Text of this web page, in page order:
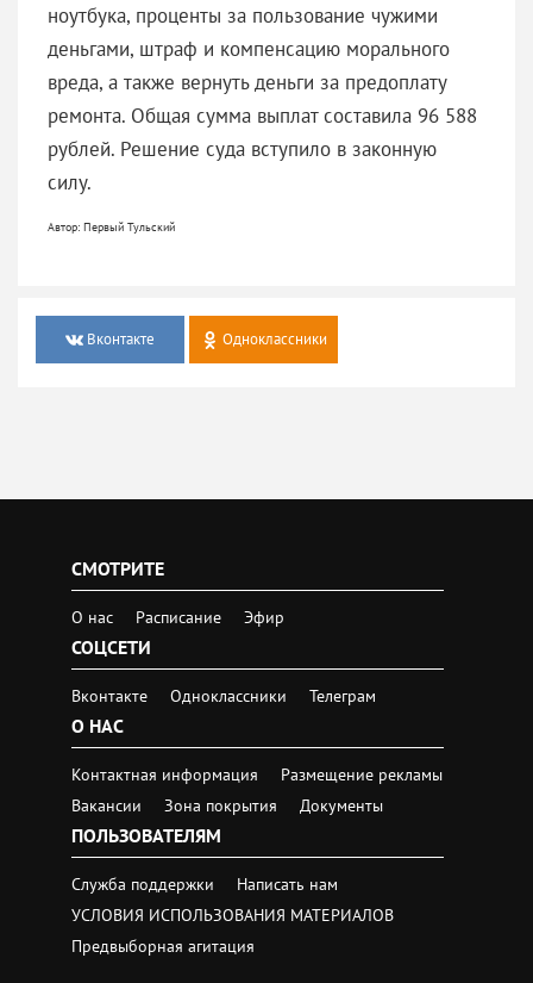
ноутбука, проценты за пользование чужими
деньгами, штраф и компенсацию морального
вреда, а также вернуть деньги за предоплату
ремонта. Общая сумма выплат составила 96 588
рублей. Решение суда вступило в законную
силу.
Автор: Первый Тульский
Вконтакте Одноклассники
СМОТРИТЕ
О нас Расписание Эфир
СОЦСЕТИ
Вконтакте Одноклассники Телеграм
О НАС
Контактная информация
Размещение рекламы
Вакансии
Зона покрытия Документы
ПОЛЬЗОВАТЕЛЯМ
Служба поддержки
Написать нам
УСЛОВИЯ ИСПОЛЬЗОВАНИЯ МАТЕРИАЛОВ
Предвыборная агитация